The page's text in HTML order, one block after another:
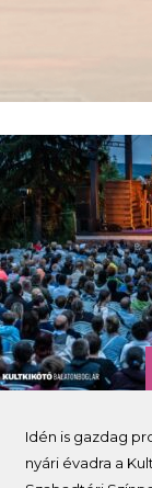
Idén is gazdag
nyári évadra a